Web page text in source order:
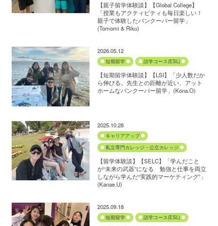
【親子留学体験談】【Global College】
「授業もアクティビティも毎日楽しい！
親子で体験したバンクーバー留学」
(Tomomi & Riku)
2026.05.12
短期留学 語学コース(ESL)
【短期留学体験談】【LSI】「少人数だか
ら伸びる。先生との距離が近い、アット
ホームなバンクーバー留学」(Kona.O)
2025.10.28
キャリアアップ
私立専門カレッジ・公立カレッジ
【留学体験談】【SELC】「学んだこと
が“未来の武器”になる 勉強と仕事を両立
しながら学んだ“実践的マーケティング”」
(Kanae.U)
2025.09.18
短期留学 語学コース(ESL)